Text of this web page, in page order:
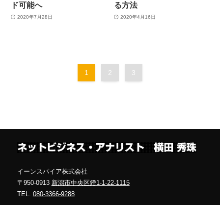
ド可能へ
2020年7月28日
る方法
2020年4月16日
1 2 3
イーンスパイア株式会社
〒950-0913 新潟市中央区鐙1-1-22-1115
TEL. 080-3366-9288